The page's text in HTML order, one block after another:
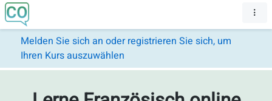
Melden Sie sich an oder registrieren Sie sich, um
Ihren Kurs auszuwählen